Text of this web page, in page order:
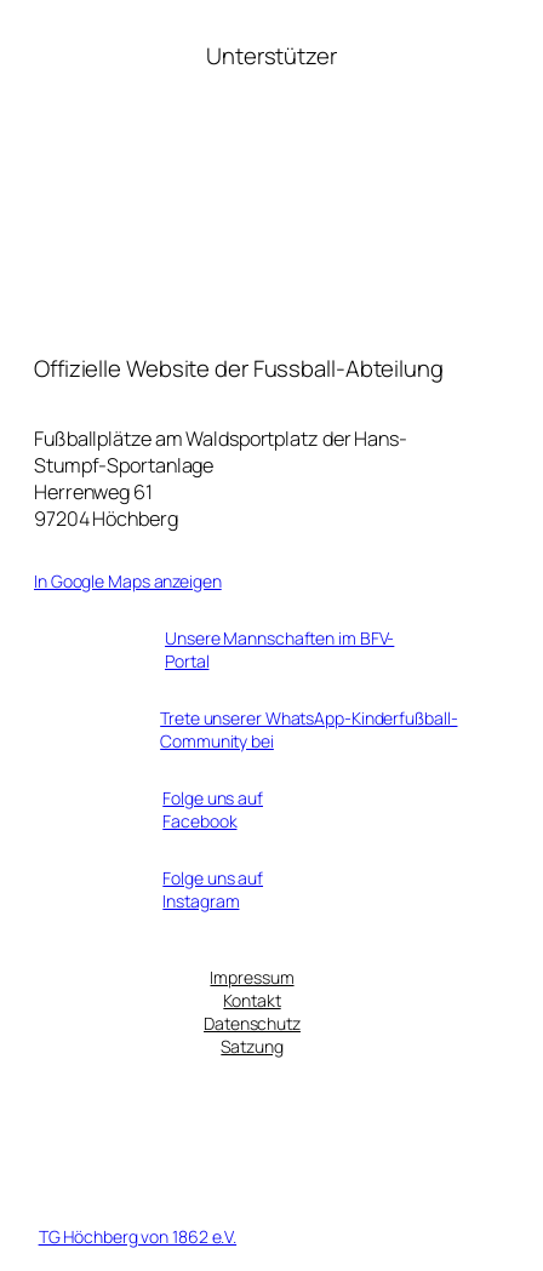
Unterstützer
Offizielle Website der Fussball-Abteilung
Fußballplätze am Waldsportplatz der Hans-
Stumpf-Sportanlage
Herrenweg 61
97204 Höchberg
In Google Maps anzeigen
Unsere Mannschaften im BFV-
Portal
Trete unserer WhatsApp-Kinderfußball-
Community bei
Folge uns auf
Facebook
Folge uns auf
Instagram
Impressum
Kontakt
Datenschutz
Satzung
TG Höchberg von 1862 e.V.